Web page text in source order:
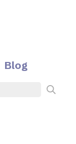
Blog